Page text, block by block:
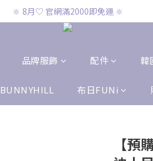
🔆 8月♡ CK兩件免運 🔆
🔆 8月♡ 官網滿2000即免運 🔆
🔆 8月♡ CK兩件免運 🔆
品牌服飾 配件 韓
BUNNYHILL 布日FUNi
【